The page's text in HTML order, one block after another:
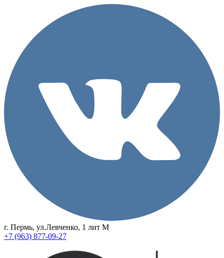
г. Пермь, ул.Левченко, 1 лит М
+7 (963) 877-09-27